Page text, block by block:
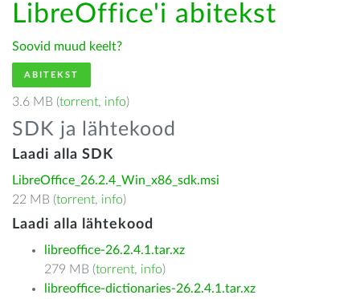
LibreOffice'i abitekst
Soovid muud keelt?
ABITEKST
3.6 MB (torrent, info)
SDK ja lähtekood
Laadi alla SDK
LibreOffice_26.2.4_Win_x86_sdk.msi
22 MB (torrent, info)
Laadi alla lähtekood
libreoffice-26.2.4.1.tar.xz
279 MB (torrent, info)
libreoffice-dictionaries-26.2.4.1.tar.xz